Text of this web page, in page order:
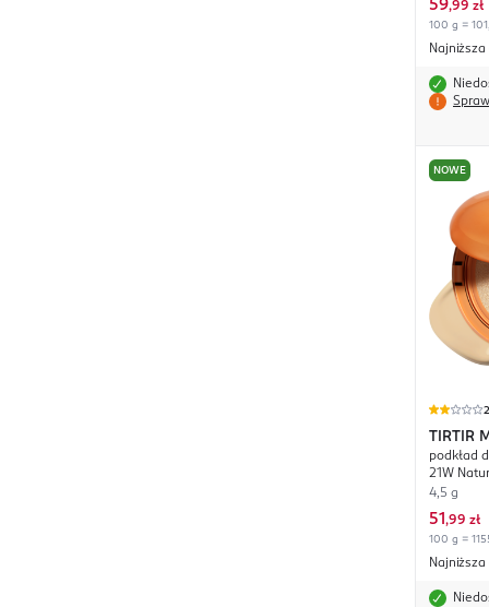
59,99 zł
100 g =
Najniższa
NOWE
TIRTIR
Cushion
podkład
21W
4,5 g
51 ,99 zł
100 g =
Najniższa